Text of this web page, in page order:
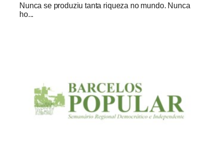
Nunca se produziu tanta riqueza no mundo. Nunca
ho...